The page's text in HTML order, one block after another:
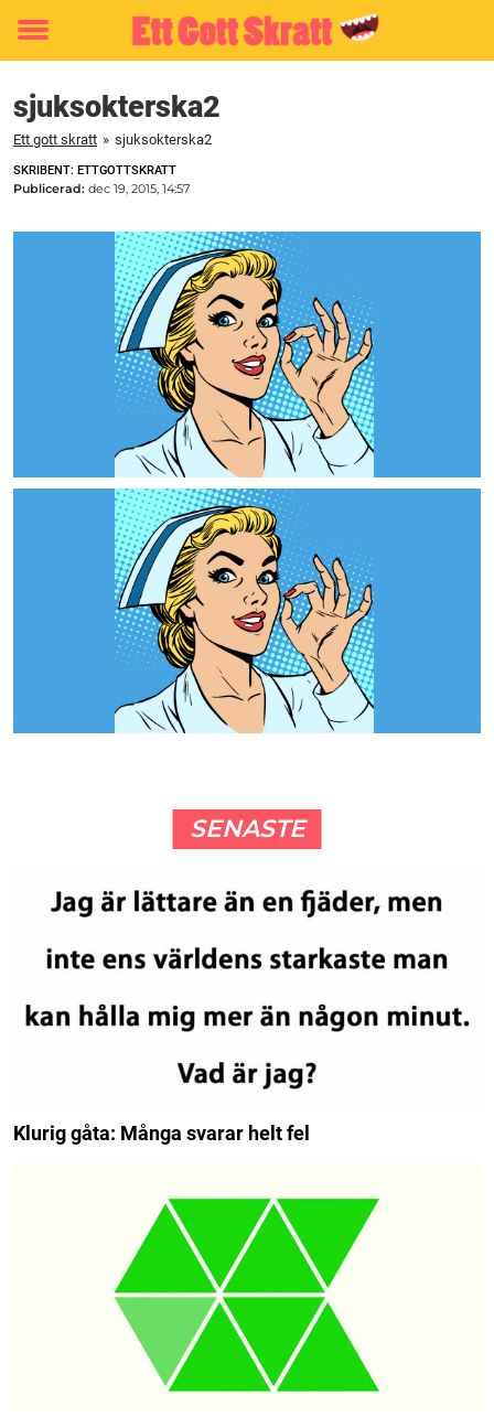
Toggle
sjuksokterska2
Ett gott skratt » sjuksokterska2
SKRIBENT: ETTGOTTSKRATT
Publicerad: dec 19, 2015, 14:57
SENASTE
Klurig gåta: Många svarar helt fel